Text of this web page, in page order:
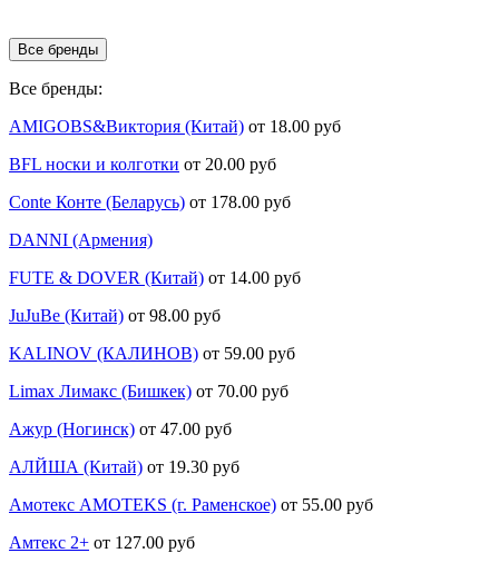
Все бренды
Все бренды:
AMIGOBS&Виктория (Китай) от 18.00 руб
BFL носки и колготки от 20.00 руб
Conte Конте (Беларусь) от 178.00 руб
DANNI (Армения)
FUTE & DOVER (Китай) от 14.00 руб
JuJuBe (Китай) от 98.00 руб
KALINOV (КАЛИНОВ) от 59.00 руб
Limax Лимакс (Бишкек) от 70.00 руб
Ажур (Ногинск) от 47.00 руб
АЛЙША (Китай) от 19.30 руб
Амотекс AMOTEKS (г. Раменское) от 55.00 руб
Амтекс 2+ от 127.00 руб